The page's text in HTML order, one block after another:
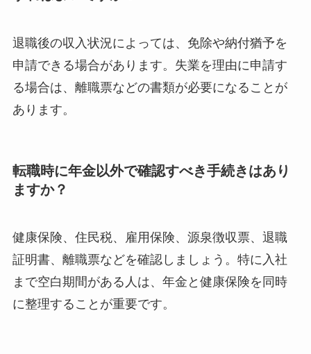
退職後の収入状況によっては、免除や納付猶予を
申請できる場合があります。失業を理由に申請す
る場合は、離職票などの書類が必要になることが
あります。
転職時に年金以外で確認すべき手続きはあり
ますか？
健康保険、住民税、雇用保険、源泉徴収票、退職
証明書、離職票などを確認しましょう。特に入社
まで空白期間がある人は、年金と健康保険を同時
に整理することが重要です。